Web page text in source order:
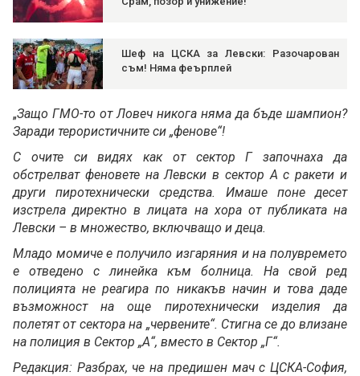
Шеф на ЦСКА за Левски: Разочарован
съм! Няма феърплей
„Защо ГМО-то от Ловеч никога няма да бъде шампион?
Заради терористичните си „фенове“!
С очите си видях как от сектор Г започнаха да
обстрелват феновете на Левски в сектор А с ракети и
други пиротехнически средства. Имаше поне десет
изстрела директно в лицата на хора от публиката на
Левски – в множество, включващо и деца.
Младо момиче е получило изгаряния и на полувремето
е отведено с линейка към болница. На свой ред
полицията не реагира по никакъв начин и това даде
възможност на още пиротехнически изделия да
полетят от сектора на „червените“. Стигна се до влизане
на полиция в Сектор „А“, вместо в Сектор „Г“.
Редакция: Разбрах, че на предишен мач с ЦСКА-София,